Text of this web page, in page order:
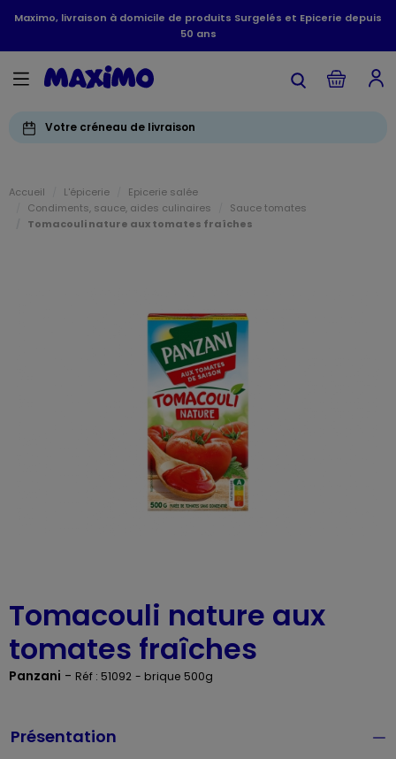
Maximo, livraison à domicile de produits Surgelés et Epicerie depuis
50 ans
Votre créneau de livraison
Accueil L'épicerie
Epicerie salée
Condiments, sauce, aides culinaires
Sauce tomates
Tomacouli nature aux tomates fraîches
Tomacouli nature aux
tomates fraîches
Panzani - Réf : 51092 - brique 500g
Présentation